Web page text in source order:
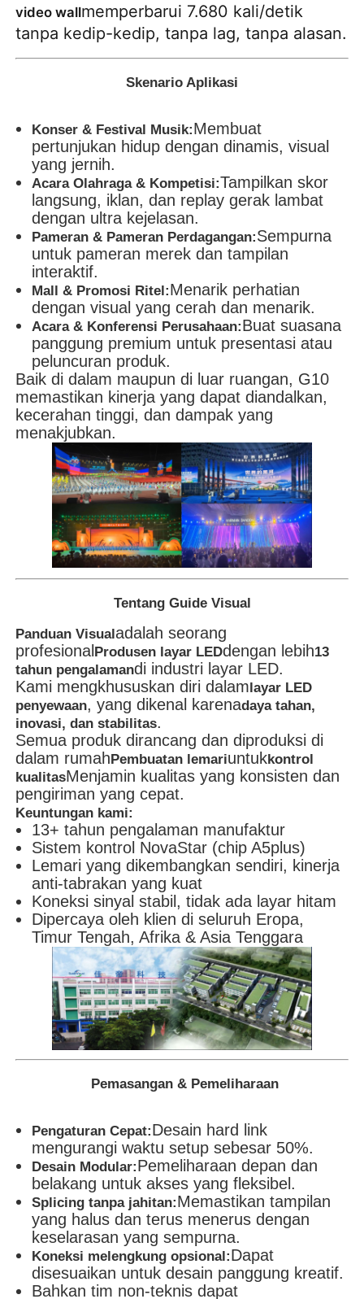
video wallmemperbarui 7.680 kali/detik
tanpa kedip-kedip, tanpa lag, tanpa alasan.
Skenario Aplikasi
Konser & Festival Musik:Membuat
pertunjukan hidup dengan dinamis, visual
yang jernih.
Acara Olahraga & Kompetisi:Tampilkan skor
langsung, iklan, dan replay gerak lambat
dengan ultra kejelasan.
Pameran & Pameran Perdagangan:Sempurna
untuk pameran merek dan tampilan
interaktif.
Mall & Promosi Ritel:Menarik perhatian
dengan visual yang cerah dan menarik.
Acara & Konferensi Perusahaan:Buat suasana
panggung premium untuk presentasi atau
peluncuran produk.
Baik di dalam maupun di luar ruangan, G10
memastikan kinerja yang dapat diandalkan,
kecerahan tinggi, dan dampak yang
menakjubkan.
Tentang Guide Visual
Panduan Visualadalah seorang
profesional Produsen layar LEDdengan lebih13
tahun pengalamandi industri layar LED.
Kami mengkhususkan diri dalam layar LED
penyewaan, yang dikenal karenadaya tahan,
inovasi, dan stabilitas.
Semua produk dirancang dan diproduksi di
dalam rumah Pembuatan lemariuntukkontrol
kualitasMenjamin kualitas yang konsisten dan
pengiriman yang cepat.
Keuntungan kami:
13+ tahun pengalaman manufaktur
Sistem kontrol NovaStar (chip A5plus)
Lemari yang dikembangkan sendiri, kinerja
anti-tabrakan yang kuat
Koneksi sinyal stabil, tidak ada layar hitam
Dipercaya oleh klien di seluruh Eropa,
Timur Tengah, Afrika & Asia Tenggara
Pemasangan & Pemeliharaan
Pengaturan Cepat:Desain hard link
mengurangi waktu setup sebesar 50%.
Desain Modular:Pemeliharaan depan dan
belakang untuk akses yang fleksibel.
Splicing tanpa jahitan:Memastikan tampilan
yang halus dan terus menerus dengan
keselarasan yang sempurna.
Koneksi melengkung opsional:Dapat
disesuaikan untuk desain panggung kreatif.
Bahkan tim non-teknis dapat